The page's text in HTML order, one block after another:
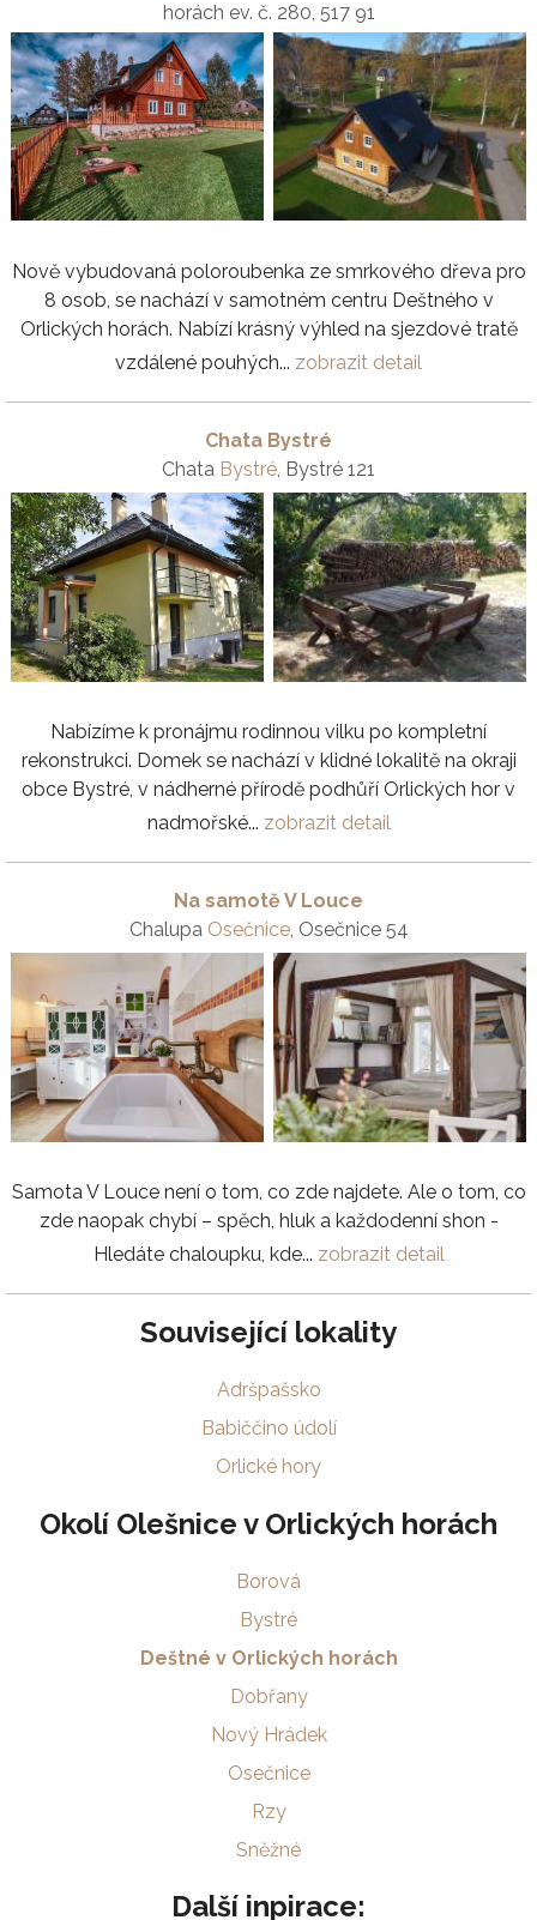
horách ev. č. 280, 517 91
Nově vybudovaná poloroubenka ze smrkového dřeva pro
8 osob, se nachází v samotném centru Deštného v
Orlických horách. Nabízí krásný výhled na sjezdové tratě
vzdálené pouhých... zobrazit detail
Chata Bystré
Chata Bystré , Bystré 121
Nabízíme k pronájmu rodinnou vilku po kompletní
rekonstrukci. Domek se nachází v klidné lokalitě na okraji
obce Bystré, v nádherné přírodě podhůří Orlických hor v
nadmořské... zobrazit detail
Na samotě V Louce
Chalupa Osečnice, Osečnice 54
Samota V Louce není o tom, co zde najdete. Ale o tom, co
zde naopak chybí – spěch, hluk a každodenní shon -
Hledáte chaloupku, kde... zobrazit detail
Související lokality
Adršpašsko
Babiččino údolí
Orlické hory
Okolí Olešnice v Orlických horách
Borová
Bystré
Deštné v Orlických horách
Dobřany
Nový Hrádek
Osečnice
Rzy
Sněžné
Další inpirace: